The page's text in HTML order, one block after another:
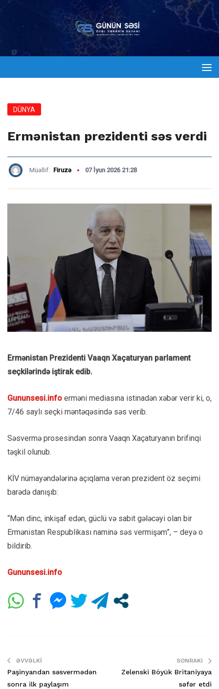
DÜNYA
Ermənistan prezidenti səs verdi
Müəllif: Firuzə 07 İyun 2026 21:28
Ermənistan Prezidenti Vaaqn Xaçaturyan parlament
seçkilərində iştirak edib.
Gununsesi.info erməni mediasına istinadən xəbər verir ki, o,
7/46 saylı seçki məntəqəsində səs verib.
Səsvermə prosesindən sonra Vaaqn Xaçaturyanın brifinqi
təşkil olunub.
KİV nümayəndələrinə açıqlama verən prezident öz seçimi
barədə danışıb:
“Mən dinc, inkişaf edən, güclü və sabit gələcəyi olan bir
Ermənistan Respublikası naminə səs vermişəm”, – deyə o
bildirib.
Gununsesi.info
ƏVVƏLKI
Paşinyandan səsvermədən
sonra ilk paylaşım
SONRAKI
Zelenski Böyük Britaniyaya
səfər etdi